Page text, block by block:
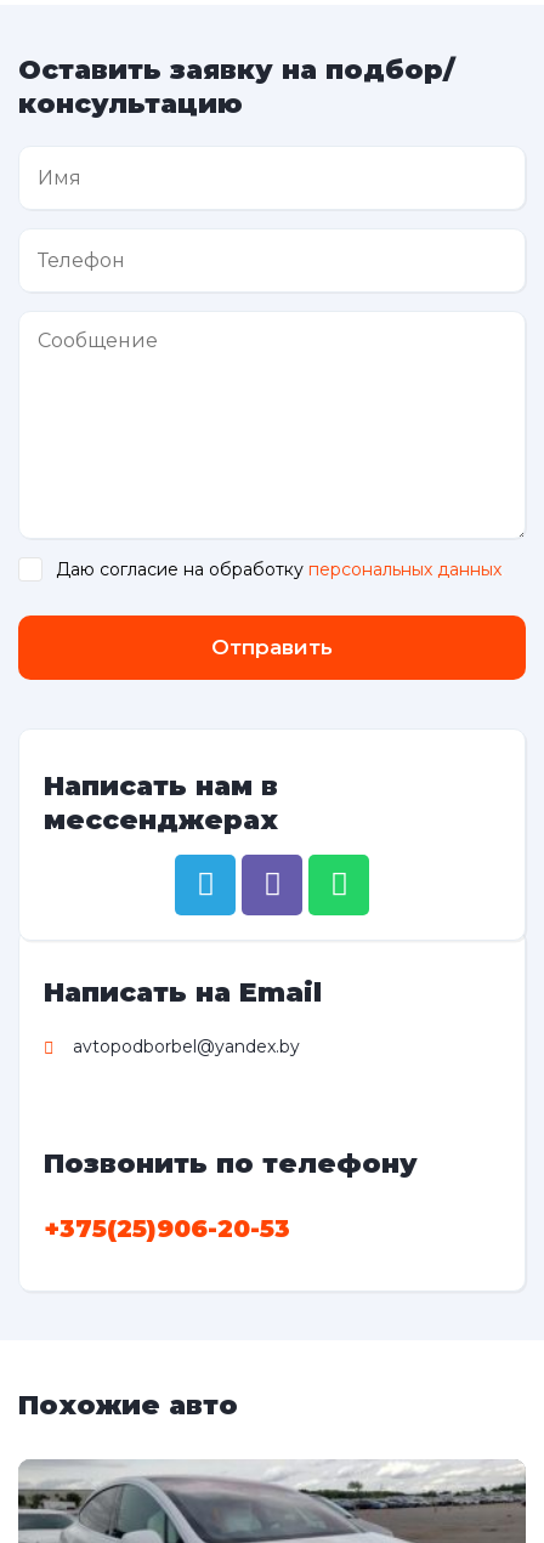
Оставить заявку на подбор/
консультацию
Даю согласие на обработку персональных данных
Отправить
Написать нам в
мессенджерах
Написать на Email
avtopodborbel@yandex.by
Позвонить по телефону
+375(25)906-20-53
Похожие авто